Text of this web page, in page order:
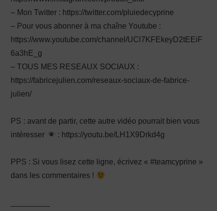
– Mon Twitter : https://twitter.com/pluiedecyprine
– Pour vous abonner à ma chaîne Youtube :
https://www.youtube.com/channel/UCl7KFEkeyD2tEEiF
6a3hE_g
– TOUS MES RESEAUX SOCIAUX :
https://fabricejulien.com/reseaux-sociaux-de-fabrice-
julien/
PS : avant de partir, cette autre vidéo pourrait bien vous
intéresser
: https://youtu.be/LH1X9Drkd4g
PPS : Si vous lisez cette ligne, écrivez « #teamcyprine »
dans les commentaires !